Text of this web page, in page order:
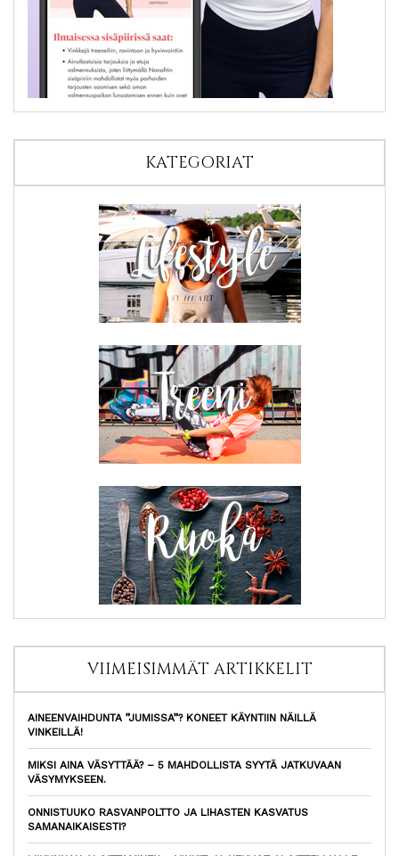
KATEGORIAT
VIIMEISIMMÄT ARTIKKELIT
AINEENVAIHDUNTA ”JUMISSA”? KONEET KÄYNTIIN NÄILLÄ
VINKEILLÄ!
MIKSI AINA VÄSYTTÄÄ? – 5 MAHDOLLISTA SYYTÄ JATKUVAAN
VÄSYMYKSEEN.
ONNISTUUKO RASVANPOLTTO JA LIHASTEN KASVATUS
SAMANAIKAISESTI?